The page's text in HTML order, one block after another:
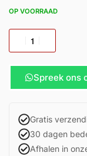
OP VOORRAAD
Spreek ons
Gratis
30 dagen
Afhalen in